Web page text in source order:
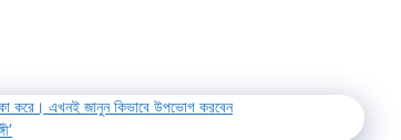
করে। এখনই জানুন কিভাবে উপভোগ করবেন